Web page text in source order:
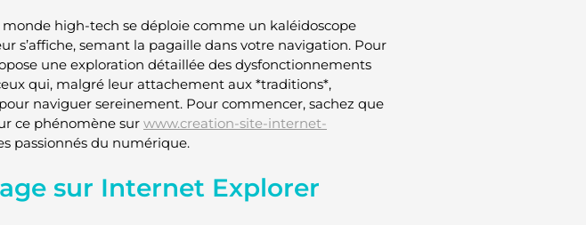
high-tech se déploie comme un kaléidoscope
s’affiche, semant la pagaille dans votre navigation. Pour
une exploration détaillée des dysfonctionnements
qui, malgré leur attachement aux *traditions*,
naviguer sereinement. Pour commencer, sachez que
ce phénomène sur www.creation-site-internet-
passionnés du numérique.
sur Internet Explorer